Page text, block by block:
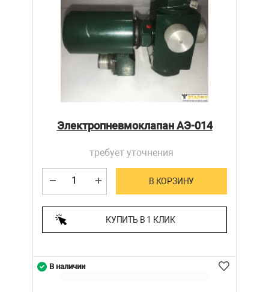
Электропневмоклапан АЭ-014
требует уточнения
В КОРЗИНУ
КУПИТЬ В 1 КЛИК
В наличии